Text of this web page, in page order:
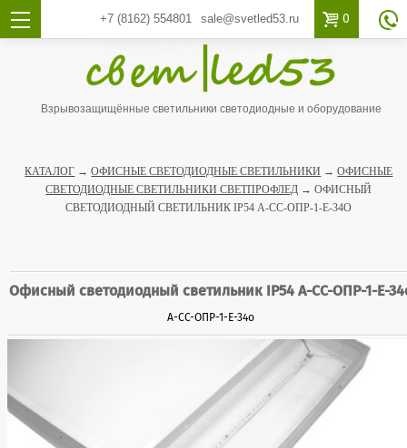
+7 (8162)554801 sale@svetled53.ru  0 
Взрывозащищённые светильники светодиодные и оборудование
КАТАЛОГ →ОФИСНЫЕ СВЕТОДИОДНЫЕ СВЕТИЛЬНИКИ →ОФИСНЫЕ
СВЕТОДИОДНЫЕ СВЕТИЛЬНИКИ СВЕТПРОФЛЕД → ОФИСНЫЙ
СВЕТОДИОДНЫЙ СВЕТИЛЬНИК IP54 А-СС-ОПР-1-Е-34О
Офисный светодиодный светильник IP54 А-СС-ОПР-1-Е-
А-СС-ОПР-1-Е-34о